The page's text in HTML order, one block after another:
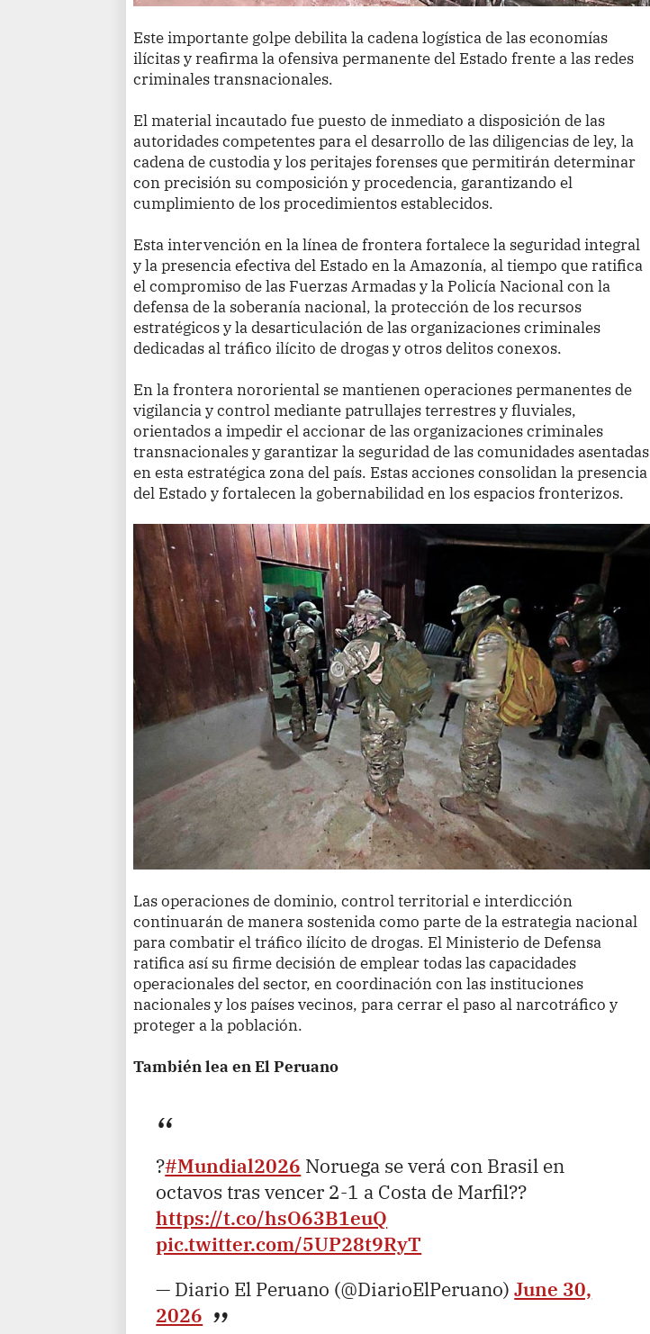
Este importante golpe debilita la cadena logística de las economías
ilícitas y reafirma la ofensiva permanente del Estado frente a las redes
criminales transnacionales.
El material incautado fue puesto de inmediato a disposición de las
autoridades competentes para el desarrollo de las diligencias de ley, la
cadena de custodia y los peritajes forenses que permitirán determinar
con precisión su composición y procedencia, garantizando el
cumplimiento de los procedimientos establecidos.
Esta intervención en la línea de frontera fortalece la seguridad integral
y la presencia efectiva del Estado en la Amazonía, al tiempo que ratifica
el compromiso de las Fuerzas Armadas y la Policía Nacional con la
defensa de la soberanía nacional, la protección de los recursos
estratégicos y la desarticulación de las organizaciones criminales
dedicadas al tráfico ilícito de drogas y otros delitos conexos.
En la frontera nororiental se mantienen operaciones permanentes de
vigilancia y control mediante patrullajes terrestres y fluviales,
orientados a impedir el accionar de las organizaciones criminales
transnacionales y garantizar la seguridad de las comunidades asentadas
en esta estratégica zona del país. Estas acciones consolidan la presencia
del Estado y fortalecen la gobernabilidad en los espacios fronterizos.
Las operaciones de dominio, control territorial e interdicción
continuarán de manera sostenida como parte de la estrategia nacional
para combatir el tráfico ilícito de drogas. El Ministerio de Defensa
ratifica así su firme decisión de emplear todas las capacidades
operacionales del sector, en coordinación con las instituciones
nacionales y los países vecinos, para cerrar el paso al narcotráfico y
proteger a la población.
También lea en El Peruano
?#Mundial2026 Noruega se verá con Brasil en
octavos tras vencer 2-1 a Costa de Marfil??
https://t.co/hsO63B1euQ
pic.twitter.com/5UP28t9RyT
— Diario El Peruano (@DiarioElPeruano)June 30,
2026